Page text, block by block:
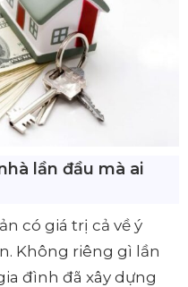
lần đầu mà ai
có giá trị cả về ý
Không riêng gì lần
đình đã xây dựng